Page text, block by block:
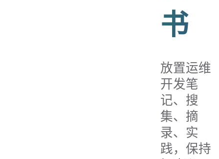
书
放置运维
开发笔
记、搜
集、摘
录、实
践，保持